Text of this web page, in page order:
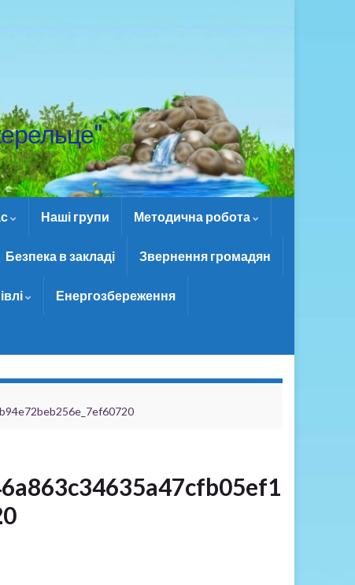
Наші групи Методична робота
Безпека в закладі Звернення громадян
Енергозбереження